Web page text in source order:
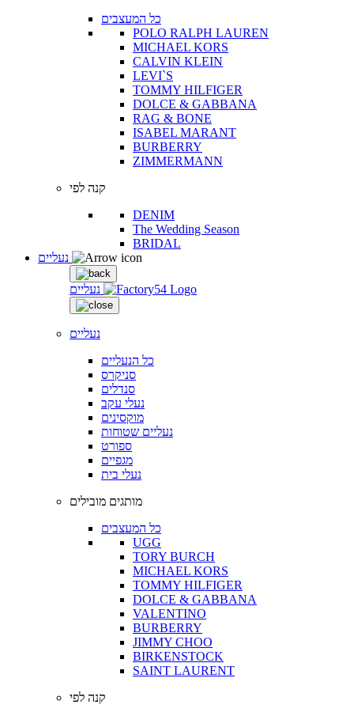
כל המעצבים
POLO RALPH LAUREN
MICHAEL KORS
CALVIN KLEIN
LEVI`S
TOMMY HILFIGER
DOLCE & GABBANA
RAG & BONE
ISABEL MARANT
BURBERRY
ZIMMERMANN
קנה לפי
DENIM
The Wedding Season
BRIDAL
נעליים
נעליים
כל הנעליים
סניקרס
סנדלים
נעלי עקב
מוקסינים
נעליים שטוחות
ספורט
מגפיים
נעלי בית
מותגים מובילים
כל המעצבים
UGG
TORY BURCH
MICHAEL KORS
TOMMY HILFIGER
DOLCE & GABBANA
VALENTINO
BURBERRY
JIMMY CHOO
BIRKENSTOCK
SAINT LAURENT
קנה לפי